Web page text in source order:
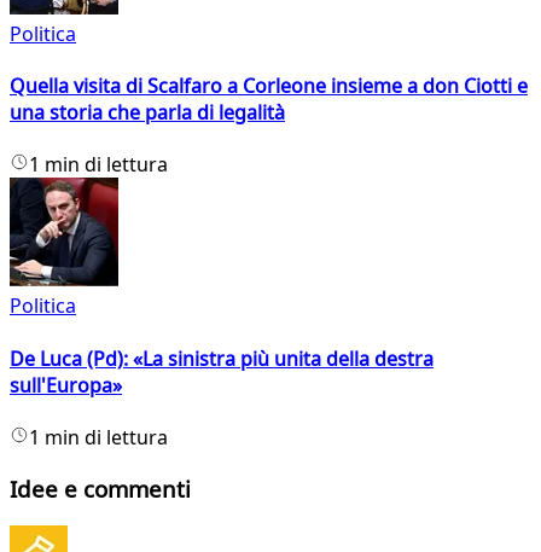
Politica
Quella visita di Scalfaro a Corleone insieme a don Ciotti e
una storia che parla di legalità
1 min di lettura
Politica
De Luca (Pd): «La sinistra più unita della destra
sull'Europa»
1 min di lettura
Idee e commenti